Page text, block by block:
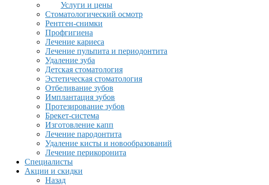
Услуги и цены
Стоматологический осмотр
Рентген-снимки
Профгигиена
Лечение кариеса
Лечение пульпита и периодонтита
Удаление зуба
Детская стоматология
Эстетическая стоматология
Отбеливание зубов
Имплантация зубов
Протезирование зубов
Брекет-система
Изготовление капп
Лечение пародонтита
Удаление кисты и новообразований
Лечение перикоронита
Специалисты
Акции и скидки
Назад